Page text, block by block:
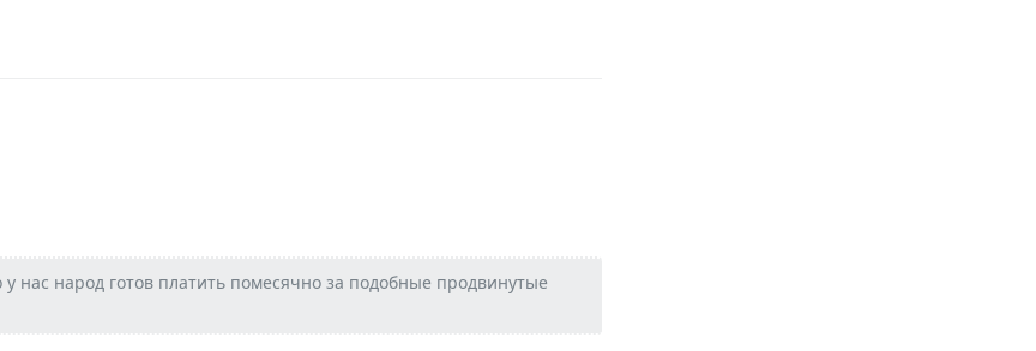
нас народ готов платить помесячно за подобные продвинутые